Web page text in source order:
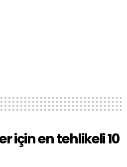
için en tehlikeli 10